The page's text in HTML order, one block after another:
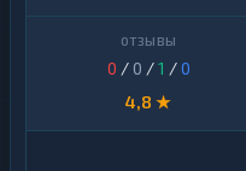
0 / 0 /1 /0
4,8 ★